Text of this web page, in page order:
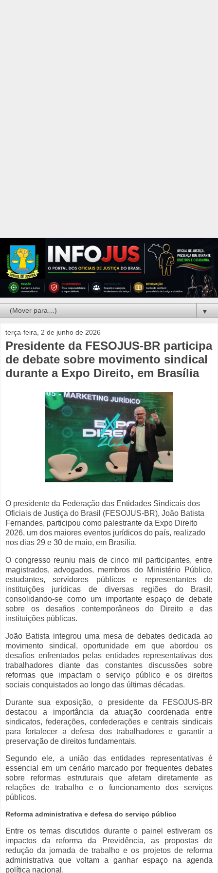
▼
terça-feira, 2 de junho de 2026
Presidente da FESOJUS-BR participa
de debate sobre movimento sindical
durante a Expo Direito, em Brasília
O presidente da Federação das Entidades Sindicais dos
Oficiais de Justiça do Brasil (FESOJUS-BR), João Batista
Fernandes, participou como palestrante da Expo Direito
2026, um dos maiores eventos jurídicos do país, realizado
nos dias 29 e 30 de maio, em Brasília.
O congresso reuniu mais de cinco mil participantes, entre
magistrados, advogados, membros do Ministério Público,
estudantes, servidores públicos e representantes de
instituições jurídicas de diversas regiões do Brasil,
consolidando-se como um importante espaço de debate
sobre os desafios contemporâneos do Direito e das
instituições públicas.
João Batista integrou uma mesa de debates dedicada ao
movimento sindical, oportunidade em que abordou os
desafios enfrentados pelas entidades representativas dos
trabalhadores diante das constantes discussões sobre
reformas que impactam o serviço público e os direitos
sociais conquistados ao longo das últimas décadas.
Durante sua exposição, o presidente da FESOJUS-BR
destacou a importância da atuação coordenada entre
sindicatos, federações, confederações e centrais sindicais
para fortalecer a defesa dos trabalhadores e garantir a
preservação de direitos fundamentais.
Segundo ele, a união das entidades representativas é
essencial em um cenário marcado por frequentes debates
sobre reformas estruturais que afetam diretamente as
relações de trabalho e o funcionamento dos serviços
públicos.
Reforma administrativa e defesa do serviço público
Entre os temas discutidos durante o painel estiveram os
impactos da reforma da Previdência, as propostas de
redução da jornada de trabalho e os projetos de reforma
administrativa que voltam a ganhar espaço na agenda
política nacional.